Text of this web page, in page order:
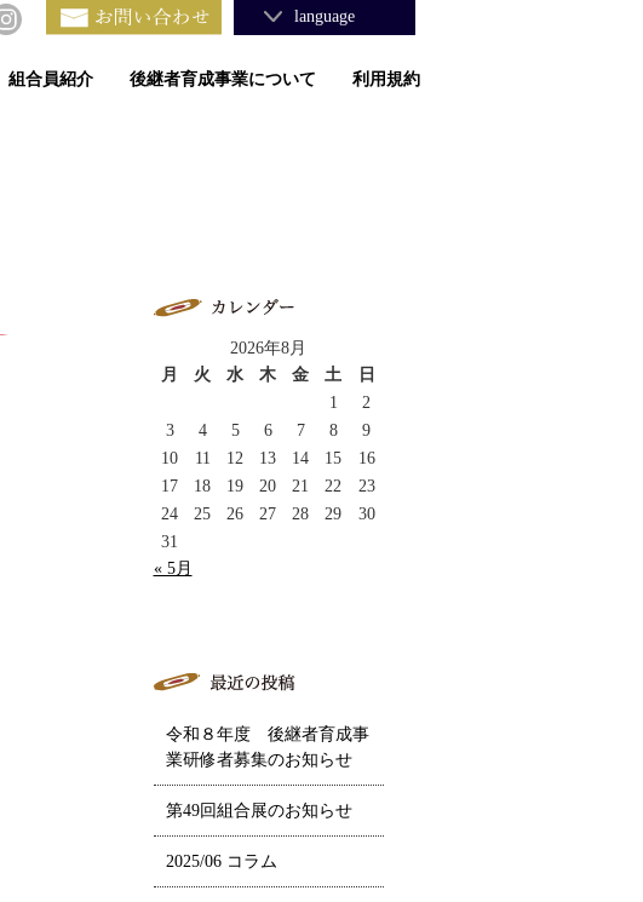
組合員紹介 後継者育成事業について 利用規約
language
2026年8月
月
火 水 木 金 土
日
1
2
3
4 5 6 7 8
9
10
11 12 13 14 15
16
17
18 19 20 21 22
23
24
25 26 27 28 29
30
31
« 5月
令和８年度 後継者育成事
業研修者募集のお知らせ
第49回組合展のお知らせ
2025/06 コラム